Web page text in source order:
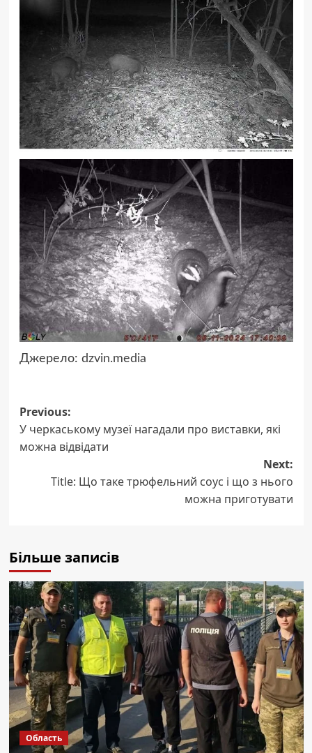
Джерело: dzvin.media
Post
navigation
Previous:
У черкаському музеї нагадали про виставки, які
можна відвідати
Next:
Title: Що таке трюфельний соус і що з нього
можна приготувати
Більше записів
Область